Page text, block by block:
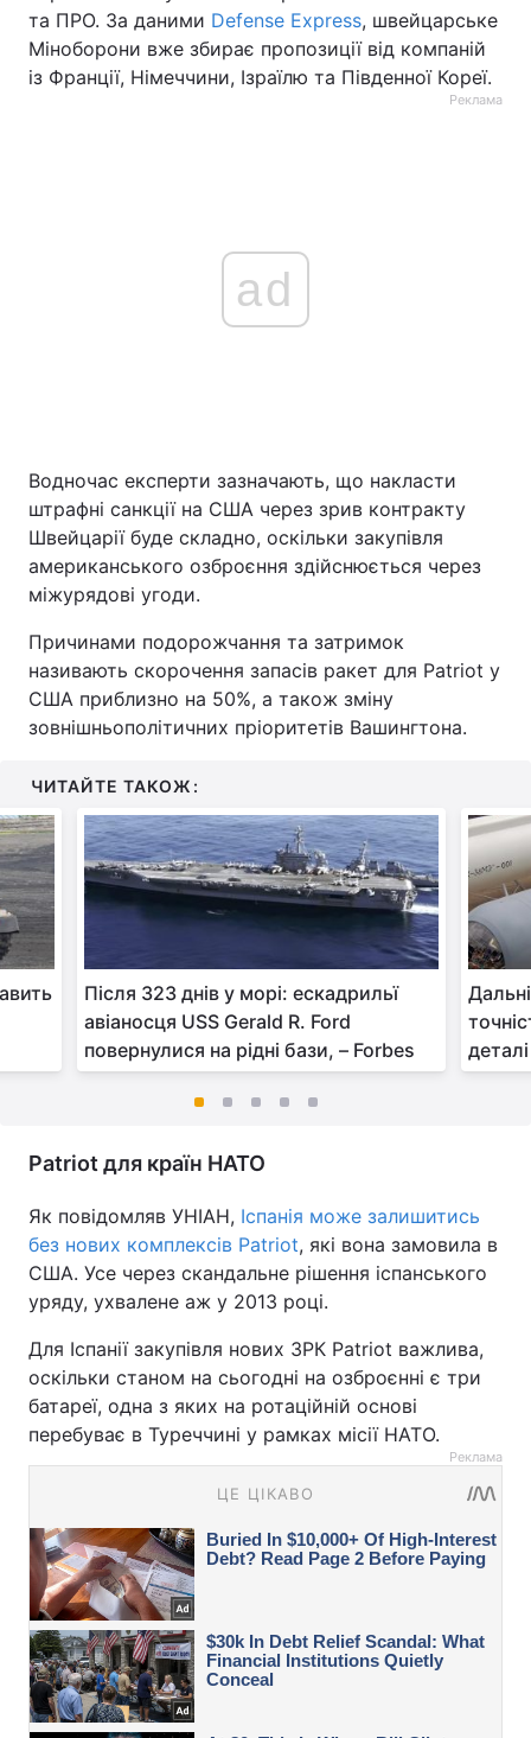
та ПРО. За даними Defense Express, швейцарське
Міноборони вже збирає пропозиції від компаній
із Франції, Німеччини, Ізраїлю та Південної Кореї.
Реклама
ad
Водночас експерти зазначають, що накласти
штрафні санкції на США через зрив контракту
Швейцарії буде складно, оскільки закупівля
американського озброєння здійснюється через
міжурядові угоди.
Причинами подорожчання та затримок
називають скорочення запасів ракет для Patriot у
США приблизно на 50%, а також зміну
зовнішньополітичних пріоритетів Вашингтона.
ЧИТАЙТЕ ТАКОЖ:
Після 323 днів у морі: ескадрильї
авіаносця USS Gerald R. Ford
повернулися на рідні бази, – Forbes
Patriot для країн НАТО
Як повідомляв УНІАН, Іспанія може залишитись
без нових комплексів Patriot, які вона замовила в
США. Усе через скандальне рішення іспанського
уряду, ухвалене аж у 2013 році.
Для Іспанії закупівля нових ЗРК Patriot важлива,
оскільки станом на сьогодні на озброєнні є три
батареї, одна з яких на ротаційній основі
перебуває в Туреччині у рамках місії НАТО.
Реклама